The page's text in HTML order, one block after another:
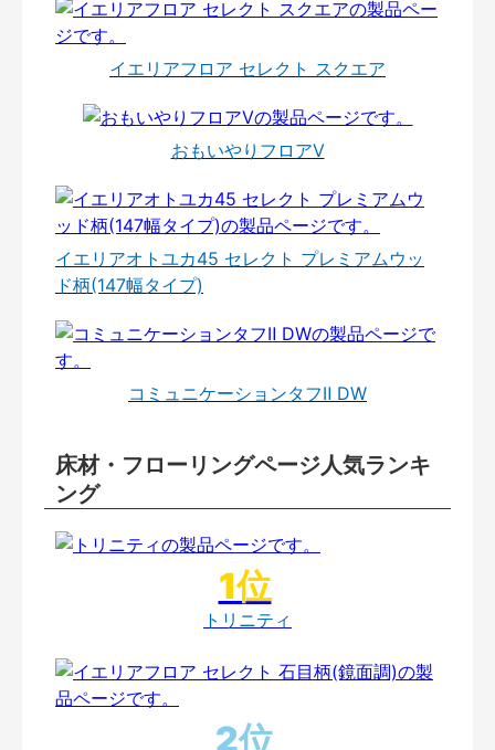
イエリアフロア セレクト スクエア
おもいやりフロアⅤ
イエリアオトユカ45 セレクト プレミアムウッ
ド柄(147幅タイプ)
コミュニケーションタフⅡ DW
床材・フローリングページ人気ランキ
ング
トリニティ